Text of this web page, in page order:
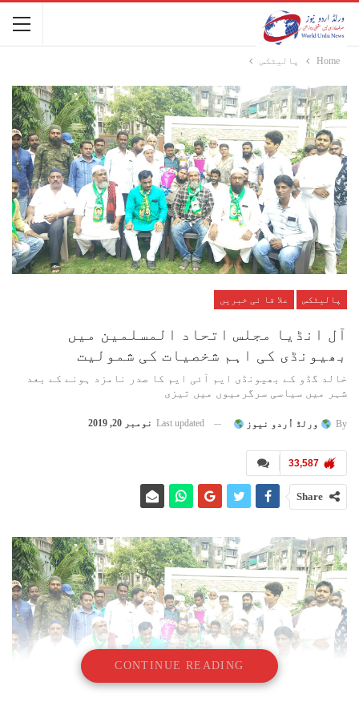
Home پالیٹکس
پالیٹکس علا قا ئی خبریں
آل انڈیا مجلس اتحاد المسلمین میں
بھیونڈی کی اہم شخصیات کی شمولیت
خالد گڈو کے بھیونڈی ایم آئی ایم کا صدر نامزد ہونے کے بعد
شہر میں سیاسی سرگرمیوں میں تیزی
By ورلڈ اُردو نیوز Last updated نومبر 20, 2019
33,587
Share
CONTINUE READING